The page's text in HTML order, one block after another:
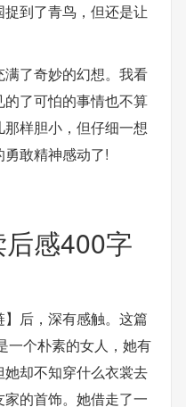
到了青鸟，但还是让
了奇妙的幻想。我看
了可怕的事情也不算
样胆小，但仔细一想
敢精神感动了!
感400字
后，深有感触。这篇
一个朴素的女人，她有
却不知穿什么衣裳去
的首饰。她借走了一